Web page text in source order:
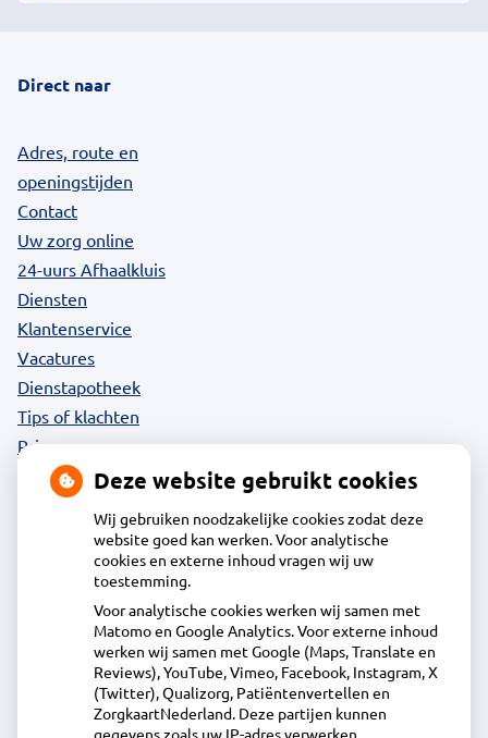
Direct naar
Adres, route en
openingstijden
Contact
Uw zorg online
24-uurs Afhaalkluis
Diensten
Klantenservice
Vacatures
Dienstapotheek
Tips of klachten
Privacy
Acdapha Apotheek Langedijk
Voorburggracht 212, 1722GV Zuid-Scharwoude
0226313918
info@apotheeklangedijk.nl
Inschrijven
Deze website gebruikt cookies
Wij gebruiken noodzakelijke cookies zodat deze
website goed kan werken. Voor analytische
cookies en externe inhoud vragen wij uw
toestemming.
Voor analytische cookies werken wij samen met
Matomo en Google Analytics. Voor externe inhoud
werken wij samen met Google (Maps, Translate en
Reviews), YouTube, Vimeo, Facebook, Instagram, X
(Twitter), Qualizorg, Patiëntenvertellen en
ZorgkaartNederland. Deze partijen kunnen
gegevens zoals uw IP-adres verwerken.